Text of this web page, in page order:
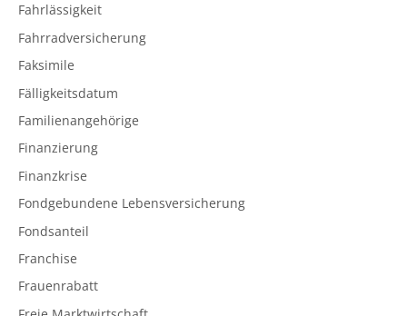
Fahrlässigkeit
Fahrradversicherung
Faksimile
Fälligkeitsdatum
Familienangehörige
Finanzierung
Finanzkrise
Fondgebundene Lebensversicherung
Fondsanteil
Franchise
Frauenrabatt